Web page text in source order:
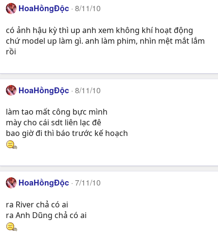
HoaHồngĐộc 8/11/10
có ảnh hậu kỳ thì up anh xem không khí hoạt động
chứ model up làm gì. anh làm phim, nhìn mệt mắt lắm
rồi
HoaHồngĐộc 8/11/10
làm tao mất công bực mình
mày cho cái sdt liên lạc đê
bao giờ đi thì báo trước kế hoạch
HoaHồngĐộc 7/11/10
ra River chả có ai
ra Anh Dũng chả có ai